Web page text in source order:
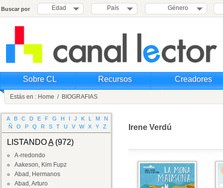
Buscar por Edad País Género
Sobre CL Recursos Creadores
Estás en : Home / BIOGRAFIAS
A B C D E F G H I J K L M
N
Ñ
O P Q R S T U V W X Y Z
LISTANDOA(972)
A-rredondo
Aakeson, Kim Fupz
Abad, Hermanos
Abad, Arturo
Irene Verdú